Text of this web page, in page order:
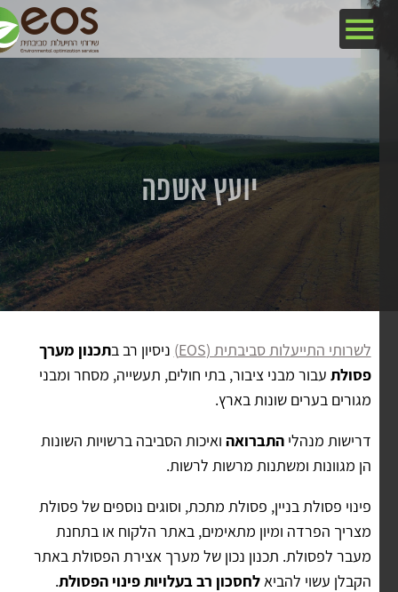
יועץ אשפה
לשרותי התייעלות סביבתית (EOS) ניסיון רב בתכנון מערך
פסולתעבור מבני ציבור, בתי חולים, תעשייה, מסחר ומבני
מגורים בערים שונות בארץ.
דרישות מנהליהתברואהואיכות הסביבה ברשויות השונות
הן מגוונות ומשתנות מרשות לרשות.
פינוי פסולת בניין, פסולת מתכת, וסוגים נוספים של פסולת
מצריך הפרדה ומיון מתאימים, באתר הלקוח או בתחנת
מעבר לפסולת. תכנון נכון של מערך אצירת הפסולת באתר
הקבלן עשוי להביאלחסכון רב בעלויות פינוי הפסולת.